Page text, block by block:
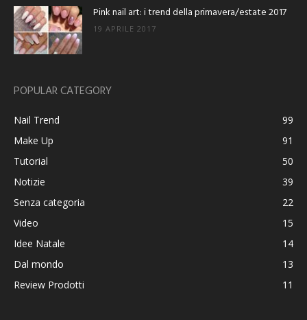
Pink nail art: i trend della primavera/estate 2017
19 APRILE 2017
POPULAR CATEGORY
Nail Trend
99
Make Up
91
Tutorial
50
Notizie
39
Senza categoria
22
Video
15
Idee Natale
14
Dal mondo
13
Review Prodotti
11